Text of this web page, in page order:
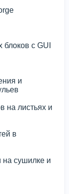
с GUI
и
на листьях и
в
сушилке и